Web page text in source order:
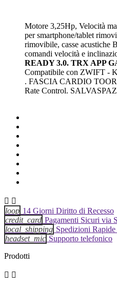
Motore 3,25Hp, Velocità
per smartphone/tablet
rimovibile, casse acustiche
comandi velocità e
READY 3.0. TRX APP
Compatibile con ZWIFT -
. FASCIA CARDIO
Rate Control.
 
loop 14 Giorni Diritto di Recesso
credit_card Pagamenti Sicuri via
local_shipping Spedizioni
headset_mic Supporto telefonico
Prodotti
 